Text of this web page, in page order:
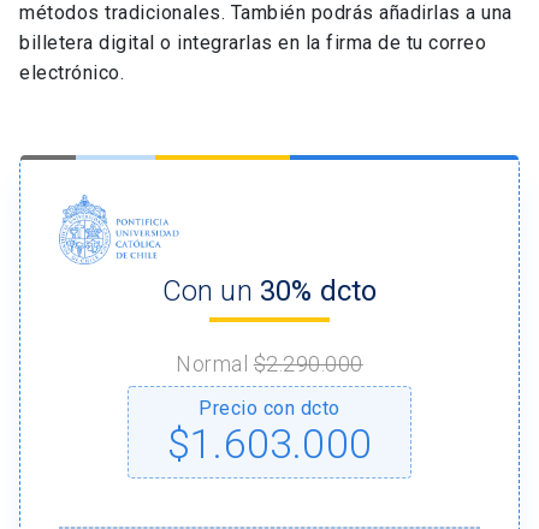
métodos tradicionales. También podrás añadirlas a una
billetera digital o integrarlas en la firma de tu correo
electrónico.
Con un 30% dcto
Normal$2.290.000
Precio con dcto
$1.603.000